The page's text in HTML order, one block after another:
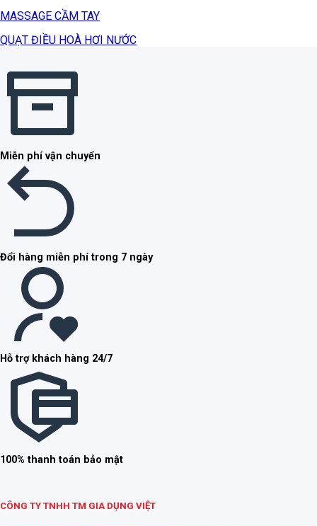
MASSAGE CẦM TAY
QUẠT ĐIỀU HOÀ HƠI NƯỚC
Miễn phí vận chuyển
Đổi hàng miễn phí trong 7 ngày
Hỗ trợ khách hàng 24/7
100% thanh toán bảo mật
CÔNG TY TNHH TM GIA DỤNG VIỆT